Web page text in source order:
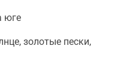
юге
золотые пески,